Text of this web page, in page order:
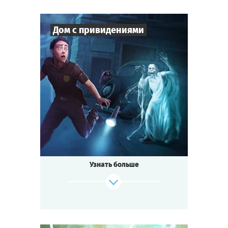
Cыграть Смотреть сценарий
Дом с привидениями
Игроков 4-
Время игры 1-2
Тематика Детектив
Тип квеста Мини-квестория
Старый Дом на окраине — плохое место.
Рассказывают, что в нём водятся
и спрятан проклятый клад.
Повозка.
Узнать больше